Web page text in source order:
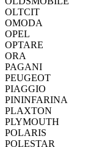
OLTCIT
OMODA
OPEL
OPTARE
ORA
PAGANI
PEUGEOT
PIAGGIO
PININFARINA
PLAXTON
PLYMOUTH
POLARIS
POLESTAR